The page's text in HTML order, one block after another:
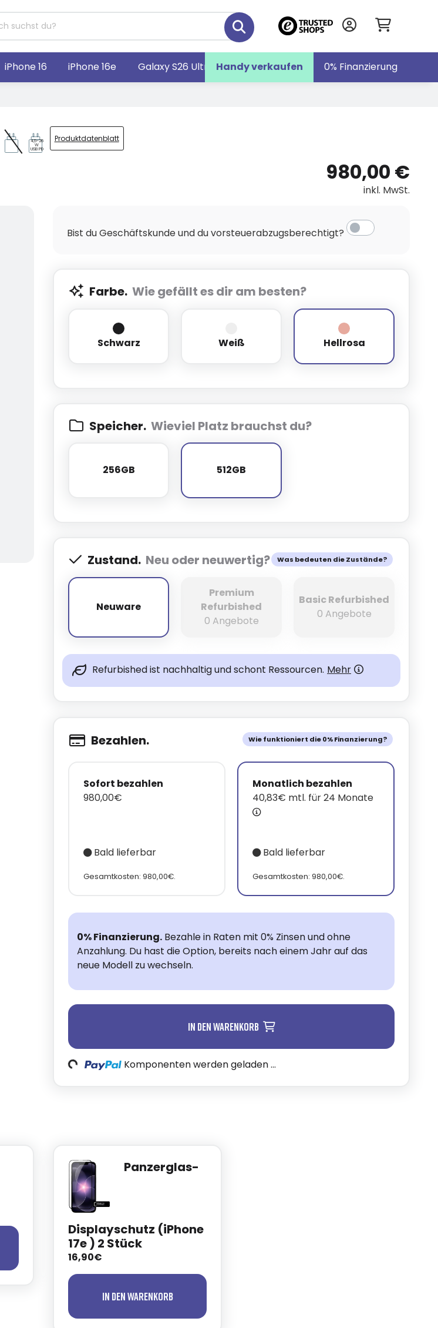
Handy verkaufen 0% Finanzierung
iPhone 16 iPhone 16e Galaxy S26 Ultra Galaxy S26 Galaxy Z Fold7
4,5-26
W
USB PD
Produktdatenblatt
980,00 €
inkl. MwSt.
Bist du Geschäftskunde und du vorsteuerabzugsberechtigt?
Farbe. Wie gefällt es dir am besten?
Schwarz
Schwarz Weiß
Weiß Hellrosa
Hellrosa
Speicher. Wieviel Platz brauchst du?
256GB
256GB 512GB
512GB
Was bedeuten die Zustände?
Zustand. Neu oder neuwertig?
Neuware
Neuware
Premium
Refurbished
0 Angebote
Basic Refurbished
0 Angebote
Refurbished ist nachhaltig und schont Ressourcen. Mehr
Wie funktioniert die 0% Finanzierung?
Bezahlen.
Sofort bezahlen
980,00€
Bald lieferbar
Gesamtkosten: 980,00€.
Monatlich bezahlen
40,83€ mtl. für 24 Monate
Bald lieferbar
Gesamtkosten: 980,00€.
0% Finanzierung. Bezahle in Raten mit 0% Zinsen und ohne
Anzahlung. Du hast die Option, bereits nach einem Jahr auf das
neue Modell zu wechseln.
In den Warenkorb
Loading... Komponenten werden geladen ...
Panzerglas-
Displayschutz (iPhone
17e ) 2 Stück
16,90€
In den Warenkorb